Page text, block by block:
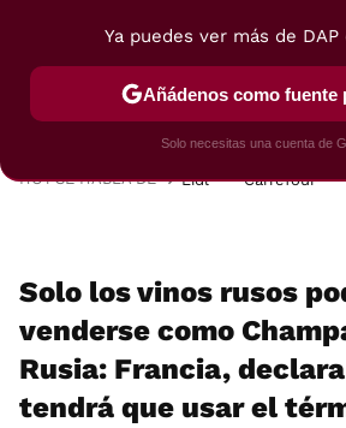
POSTRES VIAJES SELECCIÓN
HOY SE HABLA DE Lidl Carrefour
Solo los vinos rusos
venderse como
Rusia: Francia,
tendrá que usar el
Ya puedes ver más de DAP
Añádenos como fuente
Solo necesitas una cuenta de